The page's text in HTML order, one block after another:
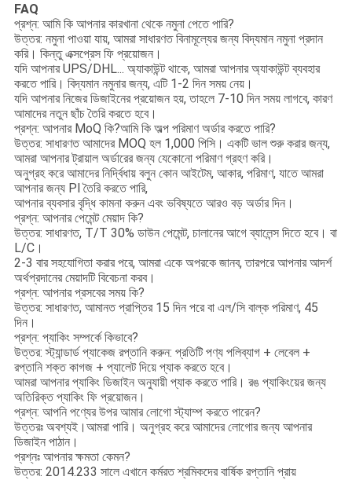
FAQ
প্রশ্ন: আমি কি আপনার কারখানা থেকে নমুনা পেতে পারি?
উত্তর: নমুনা পাওয়া যায়, আমরা সাধারণত বিনামূল্যের জন্য বিদ্যমান নমুনা প্রদান
করি। কিন্তু এক্সপ্রেস ফি প্রয়োজন।
যদি আপনার UPS/DHL... অ্যাকাউন্ট থাকে, আমরা আপনার অ্যাকাউন্ট ব্যবহার
করতে পারি। বিদ্যমান নমুনার জন্য, এটি 1-2 দিন সময় নেয়।
যদি আপনার নিজের ডিজাইনের প্রয়োজন হয়, তাহলে 7-10 দিন সময় লাগবে, কারণ
আমাদের নতুন ছাঁচ তৈরি করতে হবে।
প্রশ্ন: আপনার MoQ কি?আমি কি অল্প পরিমাণ অর্ডার করতে পারি?
উত্তর: সাধারণত আমাদের MOQ হল 1,000 পিসি। একটি ভাল শুরু করার জন্য,
আমরা আপনার ট্রায়াল অর্ডারের জন্য যেকোনো পরিমাণ গ্রহণ করি।
অনুগ্রহ করে আমাদের নির্দ্বিধায় বলুন কোন আইটেম, আকার, পরিমাণ, যাতে আমরা
আপনার জন্য Pl তৈরি করতে পারি,
আপনার ব্যবসার বৃদ্ধি কামনা করুন এবং ভবিষ্যতে আরও বড় অর্ডার দিন।
প্রশ্ন: আপনার পেমেন্ট মেয়াদ কি?
উত্তর: সাধারণত, T/T 30% ডাউন পেমেন্ট, চালানের আগে ব্যালেন্স দিতে হবে। বা
L/C।
2-3 বার সহযোগিতা করার পরে, আমরা একে অপরকে জানব, তারপরে আপনার আদর্শ
অর্থপ্রদানের মেয়াদটি বিবেচনা করব।
প্রশ্ন: আপনার প্রসবের সময় কি?
উত্তর: সাধারণত, আমানত প্রাপ্তির 15 দিন পরে বা এল/সি বাল্ক পরিমাণ, 45
দিন।
প্রশ্ন: প্যাকিং সম্পর্কে কিভাবে?
উত্তর: স্ট্যান্ডার্ড প্যাকেজ রপ্তানি করুন: প্রতিটি পণ্য পলিব্যাগ + লেবেল +
রপ্তানি শক্ত কাগজ + প্যালেট দিয়ে প্যাক করতে হবে।
আমরা আপনার প্যাকিং ডিজাইন অনুযায়ী প্যাক করতে পারি। রঙ প্যাকিংয়ের জন্য
অতিরিক্ত প্যাকিং ফি প্রয়োজন।
প্রশ্ন: আপনি পণ্যের উপর আমার লোগো স্ট্যাম্প করতে পারেন?
উত্তরঃ অবশ্যই।আমরা পারি। অনুগ্রহ করে আমাদের লোগোর জন্য আপনার
ডিজাইন পাঠান।
প্রশ্নঃ আপনার ক্ষমতা কেমন?
উত্তর: 2014.233 সালে এখানে কর্মরত শ্রমিকদের বার্ষিক রপ্তানি প্রায়